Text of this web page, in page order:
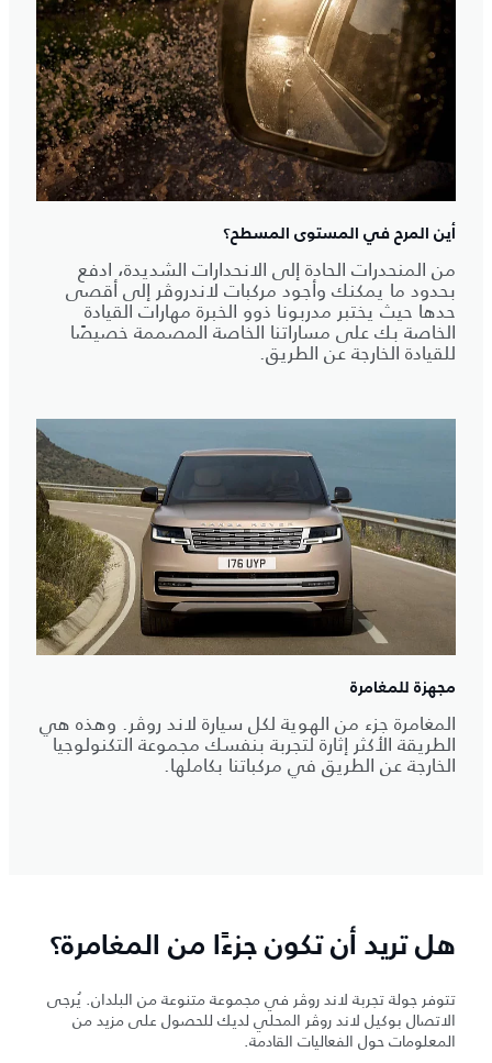
أين المرح في المستوى المسطح؟
من المنحدرات الحادة إلى الانحدارات الشديدة، ادفع
بحدود ما يمكنك وأجود مركبات لاندروڤر إلى أقصى
حدها حيث يختبر مدربونا ذوو الخبرة مهارات القيادة
الخاصة بك على مساراتنا الخاصة المصممة خصيصًا
للقيادة الخارجة عن الطريق.
مجهزة للمغامرة
المغامرة جزء من الهوية لكل سيارة لاند روڤر. وهذه هي
الطريقة الأكثر إثارة لتجربة بنفسك مجموعة التكنولوجيا
الخارجة عن الطريق في مركباتنا بكاملها.
هل تريد أن تكون جزءًا من المغامرة؟
تتوفر جولة تجربة لاند روڤر في مجموعة متنوعة من البلدان. يُرجى
الاتصال بوكيل لاند روڤر المحلي لديك للحصول على مزيد من
المعلومات حول الفعاليات القادمة.